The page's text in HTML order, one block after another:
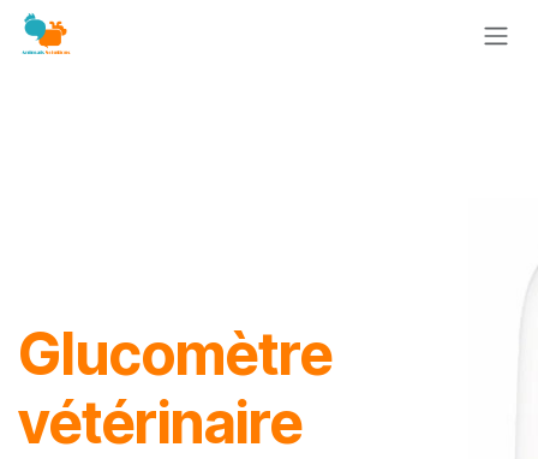
Se rendre au contenu
Glucomètre
vétérinaire